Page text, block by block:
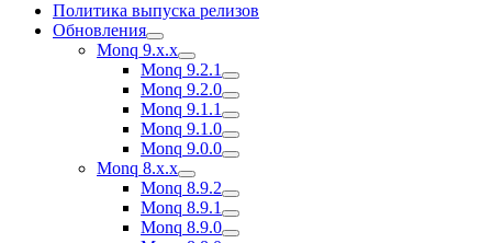
Политика выпуска релизов
Обновления
Monq 9.x.x
Monq 9.2.1
Monq 9.2.0
Monq 9.1.1
Monq 9.1.0
Monq 9.0.0
Monq 8.x.x
Monq 8.9.2
Monq 8.9.1
Monq 8.9.0